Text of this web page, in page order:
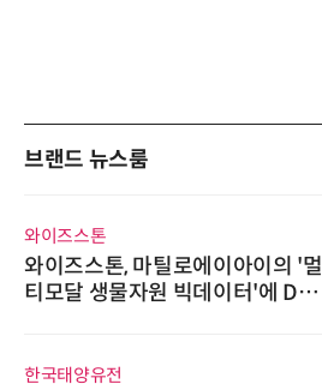
브랜드 뉴스룸
와이즈스톤
와이즈스톤, 마틸로에이아이의 '멀
티모달 생물자원 빅데이터'에 DQ
한국태양유전